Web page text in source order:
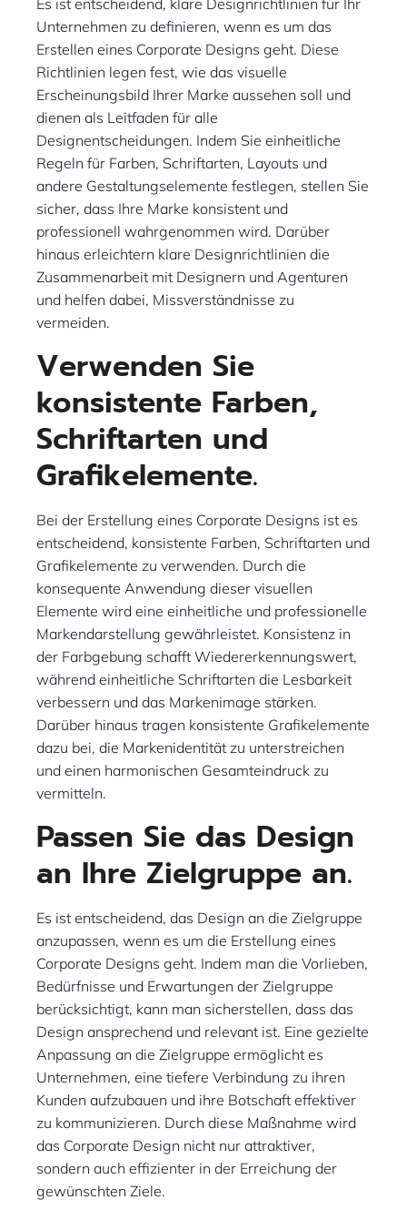
Unternehmen zu definieren, wenn es um das
Erstellen eines Corporate Designs geht. Diese
Richtlinien legen fest, wie das visuelle
Erscheinungsbild Ihrer Marke aussehen soll und
dienen als Leitfaden für alle
Designentscheidungen. Indem Sie einheitliche
Regeln für Farben, Schriftarten, Layouts und
andere Gestaltungselemente festlegen, stellen Sie
sicher, dass Ihre Marke konsistent und
professionell wahrgenommen wird. Darüber
hinaus erleichtern klare Designrichtlinien die
Zusammenarbeit mit Designern und Agenturen
und helfen dabei, Missverständnisse zu
vermeiden.
Verwenden Sie
konsistente Farben,
Schriftarten und
Grafikelemente.
Bei der Erstellung eines Corporate Designs ist es
entscheidend, konsistente Farben, Schriftarten und
Grafikelemente zu verwenden. Durch die
konsequente Anwendung dieser visuellen
Elemente wird eine einheitliche und professionelle
Markendarstellung gewährleistet. Konsistenz in
der Farbgebung schafft Wiedererkennungswert,
während einheitliche Schriftarten die Lesbarkeit
verbessern und das Markenimage stärken.
Darüber hinaus tragen konsistente Grafikelemente
dazu bei, die Markenidentität zu unterstreichen
und einen harmonischen Gesamteindruck zu
vermitteln.
Passen Sie das Design
an Ihre Zielgruppe an.
Es ist entscheidend, das Design an die Zielgruppe
anzupassen, wenn es um die Erstellung eines
Corporate Designs geht. Indem man die Vorlieben,
Bedürfnisse und Erwartungen der Zielgruppe
berücksichtigt, kann man sicherstellen, dass das
Design ansprechend und relevant ist. Eine gezielte
Anpassung an die Zielgruppe ermöglicht es
Unternehmen, eine tiefere Verbindung zu ihren
Kunden aufzubauen und ihre Botschaft effektiver
zu kommunizieren. Durch diese Maßnahme wird
das Corporate Design nicht nur attraktiver,
sondern auch effizienter in der Erreichung der
gewünschten Ziele.